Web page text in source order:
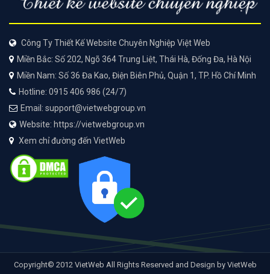
Công Ty Thiết Kế Website Chuyên Nghiệp Việt Web
Miền Bắc: Số 202, Ngõ 364 Trung Liệt, Thái Hà, Đống Đa, Hà Nội
Miền Nam: Số 36 Đa Kao, Điện Biên Phủ, Quận 1, TP. Hồ Chí Minh
Hotline: 0915 406 986 (24/7)
Email: support@vietwebgroup.vn
Website: https://vietwebgroup.vn
Xem chỉ đường đến VietWeb
Copyright© 2012 VietWeb All Rights Reserved and Design by VietWeb